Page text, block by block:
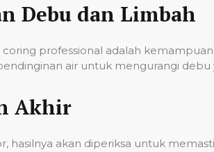
Debu dan Limbah
coring professional adalah
air untuk mengurangi
Akhir
hasilnya akan diperiksa untuk